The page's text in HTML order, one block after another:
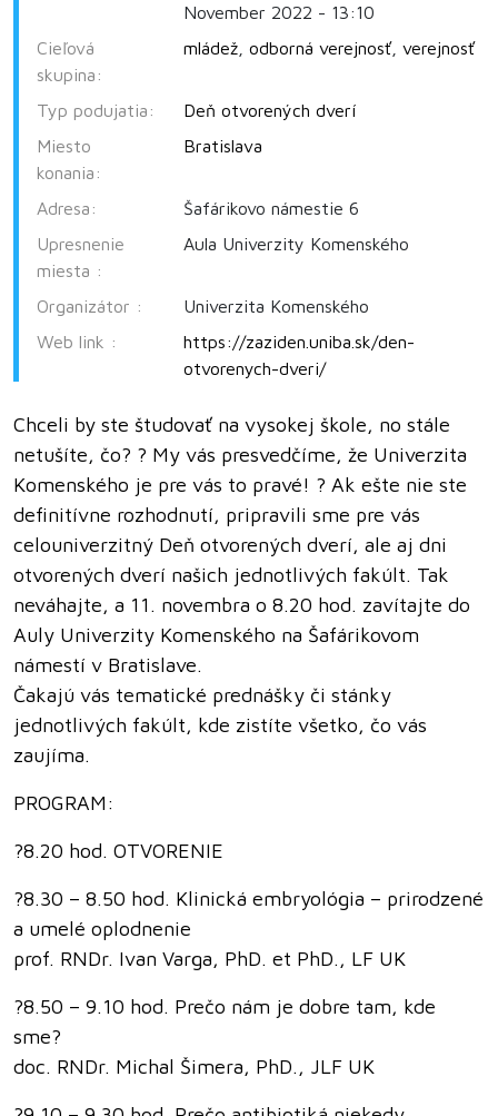
November 2022 - 13:10
Cieľová
skupina:
mládež, odborná verejnosť, verejnosť
Typ podujatia:
Deň otvorených dverí
Miesto
konania:
Bratislava
Adresa:
Šafárikovo námestie 6
Upresnenie
miesta :
Aula Univerzity Komenského
Organizátor :
Univerzita Komenského
Web link :
https://zaziden.uniba.sk/den-
otvorenych-dveri/
Chceli by ste študovať na vysokej škole, no stále
netušíte, čo? ? My vás presvedčíme, že Univerzita
Komenského je pre vás to pravé! ? Ak ešte nie ste
definitívne rozhodnutí, pripravili sme pre vás
celouniverzitný Deň otvorených dverí, ale aj dni
otvorených dverí našich jednotlivých fakúlt. Tak
neváhajte, a 11. novembra o 8.20 hod. zavítajte do
Auly Univerzity Komenského na Šafárikovom
námestí v Bratislave.
Čakajú vás tematické prednášky či stánky
jednotlivých fakúlt, kde zistíte všetko, čo vás
zaujíma.
PROGRAM:
?8.20 hod. OTVORENIE
?8.30 – 8.50 hod. Klinická embryológia – prirodzené
a umelé oplodnenie
prof. RNDr. Ivan Varga, PhD. et PhD., LF UK
?8.50 – 9.10 hod. Prečo nám je dobre tam, kde
sme?
doc. RNDr. Michal Šimera, PhD., JLF UK